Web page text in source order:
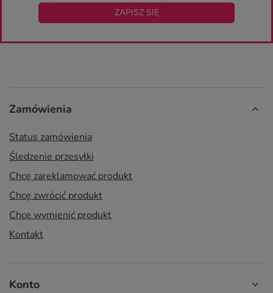
ZAPISZ SIĘ
Zamówienia
Status zamówienia
Śledzenie przesyłki
Chcę zareklamować produkt
Chcę zwrócić produkt
Chcę wymienić produkt
Kontakt
Konto